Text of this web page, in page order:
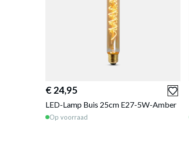
€ 24,95
LED-Lamp Buis 25cm E27-5W-Amber
Op voorraad